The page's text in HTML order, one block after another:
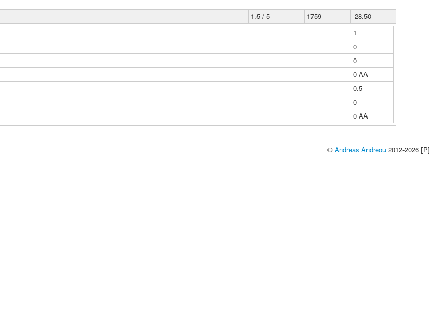
1.5 / 5 1759
-28.50
1
0
0
0 ΑΑ
0.5
0
0 ΑΑ
© Andreas Andreou 2012-2026 [P]